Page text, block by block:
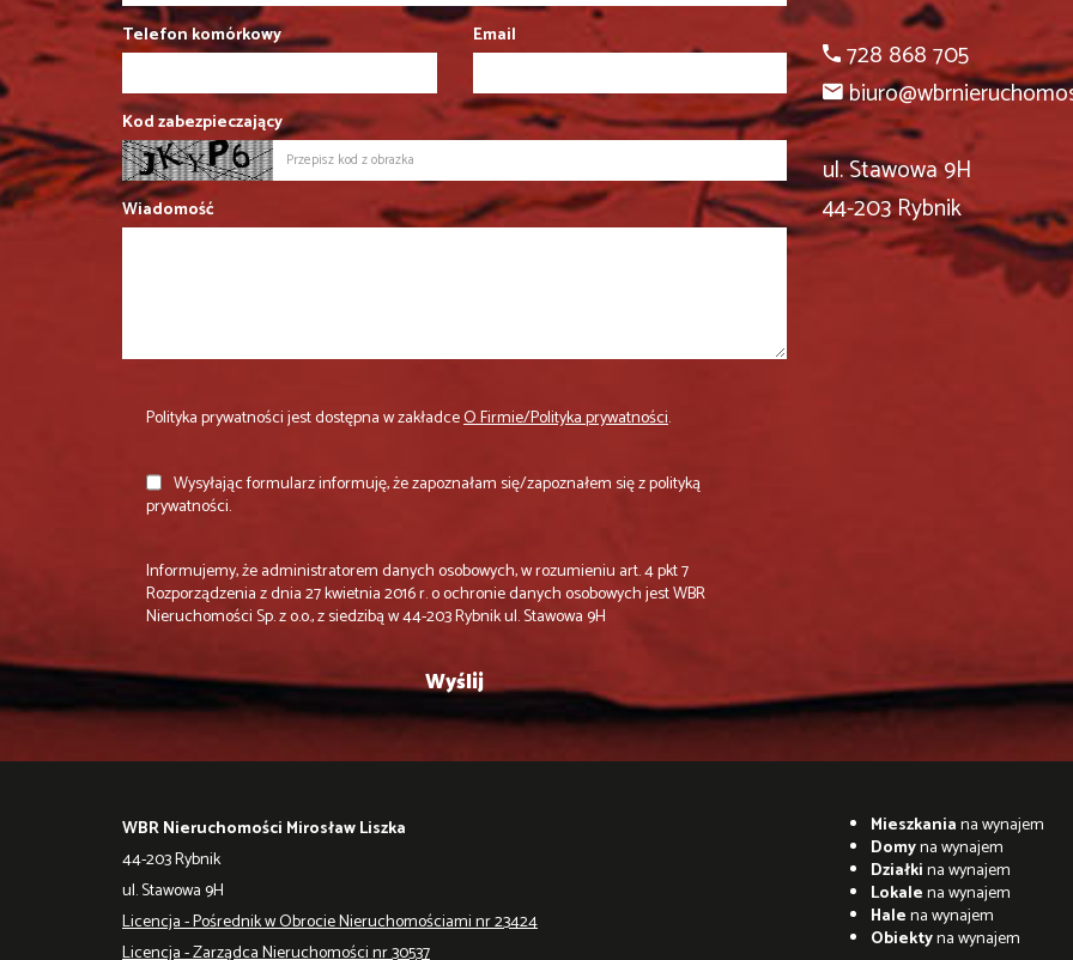
Telefon komórkowy Email
Kod zabezpieczający
Wiadomość
Polityka prywatności jest dostępna w zakładceO Firmie/Polityka prywatności.
Wysyłając formularz informuję, że zapoznałam się/zapoznałem się z polityką
prywatności.
Informujemy, że administratorem danych osobowych, w rozumieniu art. 4 pkt 7
Rozporządzenia z dnia 27 kwietnia 2016 r. o ochronie danych osobowych jest WBR
Nieruchomości Sp. z o.o., z siedzibą w 44-203 Rybnik ul. Stawowa 9H
728 868 705
ul. Stawowa 9H
44-203 Rybnik
WBR Nieruchomości Mirosław Liszka
44-203 Rybnik
ul. Stawowa 9H
Licencja - Pośrednik w Obrocie Nieruchomościami nr 23424
Licencja - Zarządca Nieruchomości nr 30537
Mieszkaniana wynajem
Domyna wynajem
Działkina wynajem
Lokalena wynajem
Halena wynajem
Obiektyna wynajem